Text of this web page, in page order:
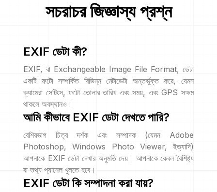
সচরাচর জিজ্ঞাস্য প্রশ্ন
EXIF ডেটা কী?
EXIF, বা Exchangeable Image File Format, ডেটা
একটি ফটো সম্পর্কিত বিভিন্ন মেটাডেটা অন্তর্ভুক্ত করে, যেমন
ক্যামেরা সেটিংস, ফটো তোলার তারিখ এবং সময়, এবং GPS সক্ষম
থাকলে অবস্থানও।
আমি কীভাবে EXIF ডেটা দেখতে পারি?
বেশিরভাগ চিত্র দর্শক এবং সম্পাদক (যেমন Adobe
Photoshop, Windows Photo Viewer, ইত্যাদি)
আপনাকে EXIF ডেটা দেখার অনুমতি দেয়। আপনাকে কেবল বৈশিষ্ট্য
বা তথ্য প্যানেল খুলতে হবে।
EXIF ডেটা কি সম্পাদনা করা যায়?